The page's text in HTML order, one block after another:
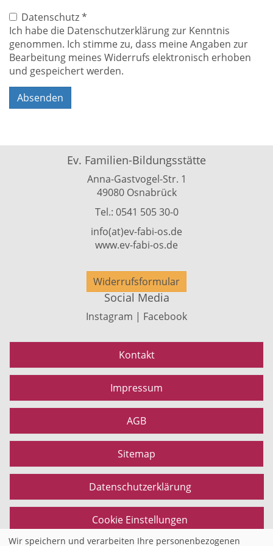
Datenschutz*
Ich habe die Datenschutzerklärung zur Kenntnis
genommen. Ich stimme zu, dass meine Angaben zur
Bearbeitung meines Widerrufs elektronisch erhoben
und gespeichert werden.
Absenden
Ev. Familien-Bildungsstätte
Anna-Gastvogel-Str. 1
49080 Osnabrück
Tel.: 0541 505 30-0
info(at)ev-fabi-os.de
www.ev-fabi-os.de
Widerrufsformular
Social Media
Instagram | Facebook
Kontakt
Impressum
AGB
Sitemap
Datenschutzerklärung
Cookie Einstellungen
Wir speichern und verarbeiten Ihre personenbezogenen